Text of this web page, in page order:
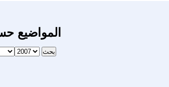
المواضيع